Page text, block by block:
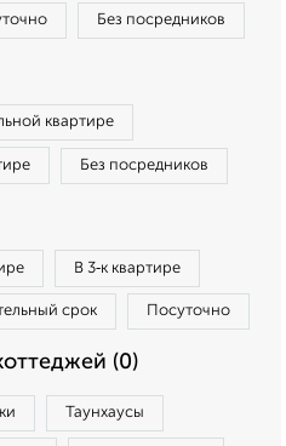
Без посредников
квартире
Без посредников
В 3‑к квартире
срок Посуточно
(0)
Таунхаусы